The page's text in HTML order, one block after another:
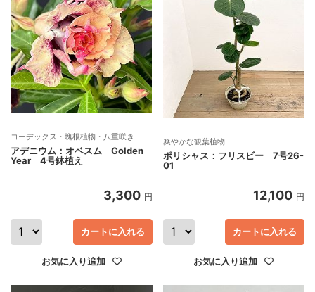
コーデックス・塊根植物・八重咲き
アデニウム：オベスム Golden
Year 4号鉢植え
3,300 円
カートに入れる
お気に入り追加
爽やかな観葉植物
ポリシャス：フリスビー 7号26-
01
12,100 円
カートに入れる
お気に入り追加